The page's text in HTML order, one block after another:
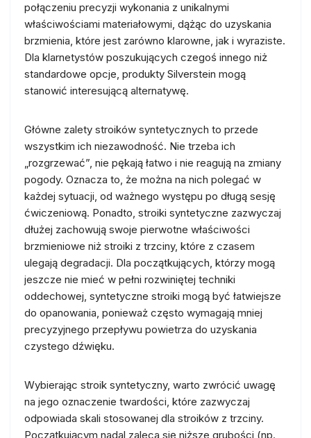
połączeniu precyzji wykonania z unikalnymi
właściwościami materiałowymi, dążąc do uzyskania
brzmienia, które jest zarówno klarowne, jak i wyraziste.
Dla klarnetystów poszukujących czegoś innego niż
standardowe opcje, produkty Silverstein mogą
stanowić interesującą alternatywę.
Główne zalety stroików syntetycznych to przede
wszystkim ich niezawodność. Nie trzeba ich
„rozgrzewać”, nie pękają łatwo i nie reagują na zmiany
pogody. Oznacza to, że można na nich polegać w
każdej sytuacji, od ważnego występu po długą sesję
ćwiczeniową. Ponadto, stroiki syntetyczne zazwyczaj
dłużej zachowują swoje pierwotne właściwości
brzmieniowe niż stroiki z trzciny, które z czasem
ulegają degradacji. Dla początkujących, którzy mogą
jeszcze nie mieć w pełni rozwiniętej techniki
oddechowej, syntetyczne stroiki mogą być łatwiejsze
do opanowania, ponieważ często wymagają mniej
precyzyjnego przepływu powietrza do uzyskania
czystego dźwięku.
Wybierając stroik syntetyczny, warto zwrócić uwagę
na jego oznaczenie twardości, które zazwyczaj
odpowiada skali stosowanej dla stroików z trzciny.
Początkującym nadal zaleca się niższe grubości (np.